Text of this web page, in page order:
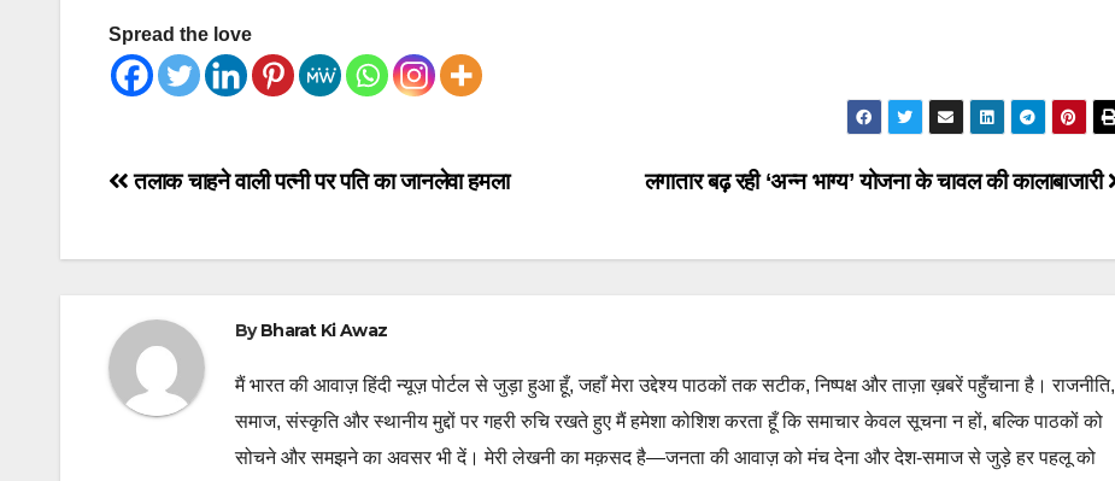
Spread the love
Post
लगातार बढ़ रही ‘अन्न भाग्य’ योजना के चावल की कालाबाजारी
तलाक चाहने वाली पत्नी पर पति का जानलेवा हमला
ByBharat Ki Awaz
मैं भारत की आवाज़ हिंदी न्यूज़ पोर्टल से जुड़ा हुआ हूँ, जहाँ मेरा उद्देश्य पाठकों तक सटीक, निष्पक्ष और ताज़ा ख़बरें पहुँचाना है। राजनीति,
समाज, संस्कृति और स्थानीय मुद्दों पर गहरी रुचि रखते हुए मैं हमेशा कोशिश करता हूँ कि समाचार केवल सूचना न हों, बल्कि पाठकों को
सोचने और समझने का अवसर भी दें। मेरी लेखनी का मक़सद है—जनता की आवाज़ को मंच देना और देश-समाज से जुड़े हर पहलू को